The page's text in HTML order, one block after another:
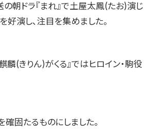
の朝ドラ『まれ』で土屋太鳳(たお)演じ
好演し、注目を集めました。
麟(きりん)がくる』ではヒロイン・駒役
固たるものにしました。